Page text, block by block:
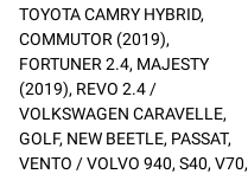
TOYOTA CAMRY HYBRID,
COMMUTOR (2019),
FORTUNER 2.4, MAJESTY
(2019), REVO 2.4 /
VOLKSWAGEN CARAVELLE,
GOLF, NEW BEETLE, PASSAT,
VENTO / VOLVO 940, S40, V70,